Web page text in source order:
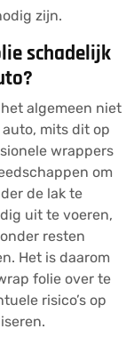
zijn.
schadelijk
algemeen niet
mits dit op
wrappers
om
de lak te
uit te voeren,
resten
Het is daarom
folie over te
risico’s op